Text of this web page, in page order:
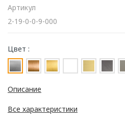
Артикул
2-19-0-0-9-000
Цвет :
Описание
Все характеристики